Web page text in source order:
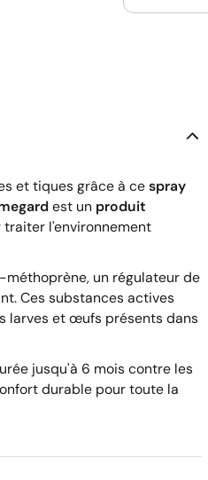
et tiques grâce à cespray
est un produit
traiter l'environnement
un régulateur de
Ces substances actives
larves et œufs présents dans
jusqu'à 6 mois contre les
durable pour toute la